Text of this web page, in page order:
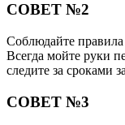
СОВЕТ №2
Соблюдайте
Всегда мойте руки
следите за сроками
СОВЕТ №3